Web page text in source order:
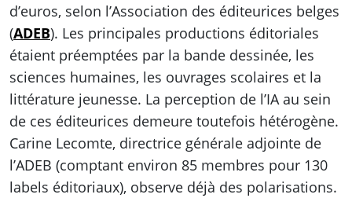
d’euros, selon l’Association des éditeurices belges
(ADEB). Les principales productions éditoriales
étaient préemptées par la bande dessinée, les
sciences humaines, les ouvrages scolaires et la
littérature jeunesse. La perception de l’IA au sein
de ces éditeurices demeure toutefois hétérogène.
Carine Lecomte, directrice générale adjointe de
l’ADEB (comptant environ 85 membres pour 130
labels éditoriaux), observe déjà des polarisations.